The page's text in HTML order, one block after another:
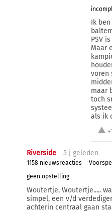
Ik
PSV
Maar
voren
maar
toch
als ik
Riverside 5 j geleden
1158 nieuwsreacties
geen opstelling
Woutertje, Woutertje.....
simpel, een v/d
achterin centraal gaan